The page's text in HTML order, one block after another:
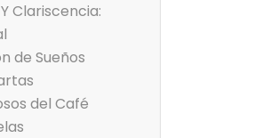
Clariscencia:
de Sueños
del Café